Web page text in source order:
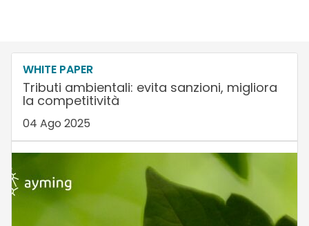
WHITE PAPER
Tributi ambientali: evita sanzioni, migliora
la competitività
04 Ago 2025